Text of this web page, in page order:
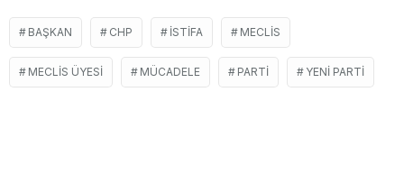
BAŞKAN CHP İSTIFA MECLIS
MECLIS ÜYESI MÜCADELE PARTI YENI PARTI